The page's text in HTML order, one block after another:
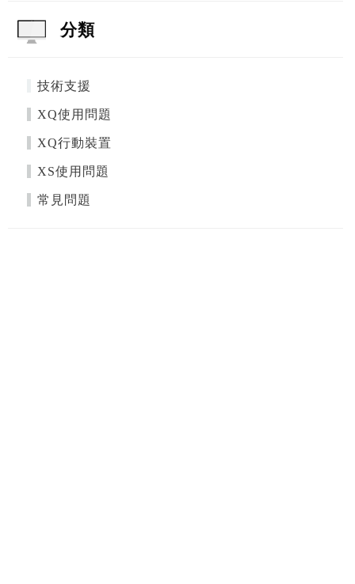
分類
技術支援
XQ使用問題
XQ行動裝置
XS使用問題
常見問題